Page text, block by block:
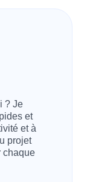
? Je
et
et à
projet
chaque